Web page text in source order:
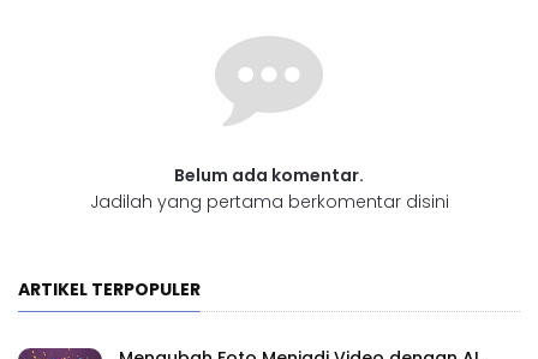
Belum ada komentar.
Jadilah yang pertama berkomentar disini
ARTIKEL TERPOPULER